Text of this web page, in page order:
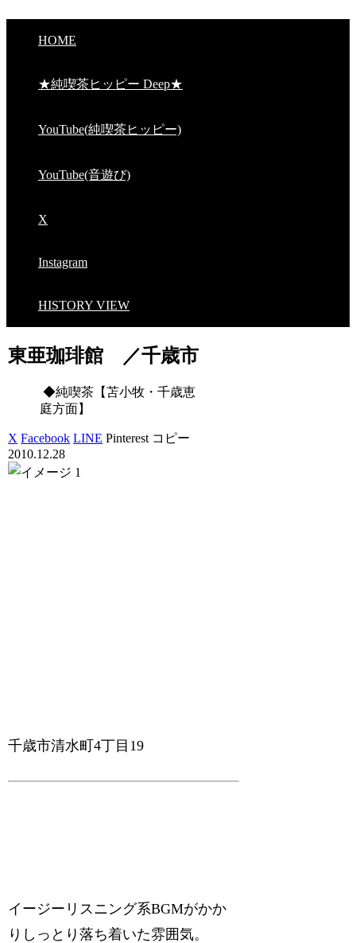
HOME
★純喫茶ヒッピー Deep★
YouTube(純喫茶ヒッピー)
YouTube(音遊び)
X
Instagram
HISTORY VIEW
東亜珈琲館 ／千歳市
◆純喫茶【苫小牧・千歳恵
庭方面】
X Facebook LINE Pinterest コピー
2010.12.28
千歳市清水町4丁目19
イージーリスニング系BGMがかか
りしっとり落ち着いた雰囲気。